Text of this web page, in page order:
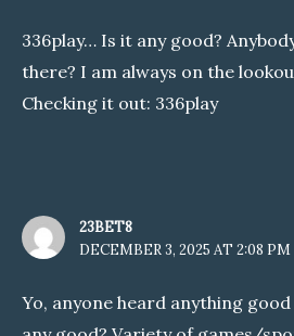
336play… Is it any good?
there? I am always on the
Checking it out: 336play
23BET8
DECEMBER 3, 2025 AT 2:08 PM
Yo, anyone heard anything